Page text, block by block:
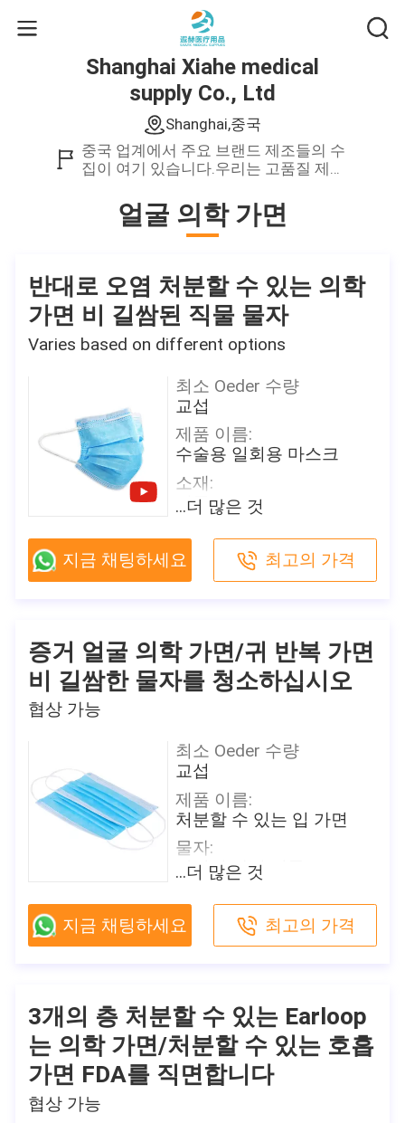
Shanghai Xiahe medical
supply Co., Ltd
Shanghai,중국
중국 업계에서 주요 브랜드 제조들의 수
집이 여기 있습니다.우리는 고품질 제품
얼굴 의학 가면
반대로 오염 처분할 수 있는 의학
가면 비 길쌈된 직물 물자
Varies based on different options
최소 Oeder 수량
교섭
제품 이름:
수술용 일회용 마스크
소재:
직물
백색/파란/녹색/분홍색/황
색 또는 주문을 받아서 만
성인용 17.5 x 9.5 cm
무게:
20+20+25g/20+25+25g
99%
원래 장소
중국
브랜드 이름
Shanghai Shark Medical
Supplies
인증
CE,FDA,TEST REPORT
모델 번호
50 PC/상자, 24는 비닐 봉
투에서, 각 조각 개인적으
로 포장됩니다 상자/판지
배달 시간
...더 많은 것
지금 채팅하세요 최고의 가격
증거 얼굴 의학 가면/귀 반복 가면
비 길쌈한 물자를 청소하십시오
협상 가능
최소 Oeder 수량
교섭
제품 이름:
처분할 수 있는 입 가면
물자:
짠것이 아닌 직물
파란
크기:
방어
여과 효율성:
B.F.E≥ 95/99% PFE ≥ 99%
원래 장소
...더 많은 것
지금 채팅하세요 최고의 가격
3개의 층 처분할 수 있는 Earloop
는 의학 가면/처분할 수 있는 호흡
가면 FDA를 직면합니다
협상 가능